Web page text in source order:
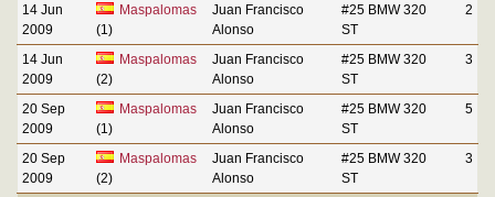
14 Jun
2009
Maspalomas
(1)
Juan Francisco
Alonso
#25 BMW 320
ST
2
14 Jun
2009
Maspalomas
(2)
Juan Francisco
Alonso
#25 BMW 320
ST
3
20 Sep
2009
Maspalomas
(1)
Juan Francisco
Alonso
#25 BMW 320
ST
5
20 Sep
2009
Maspalomas
(2)
Juan Francisco
Alonso
#25 BMW 320
ST
3